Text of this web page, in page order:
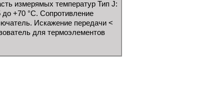
измерямых температур Тип J:
+70 °C. Сопротивление
Искажение передачи <
для термоэлементов